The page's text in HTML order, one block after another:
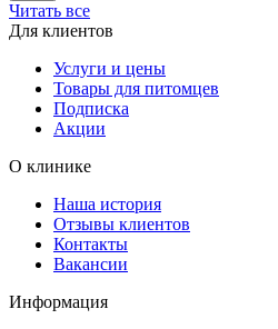
Читать все
Для клиентов
Услуги и цены
Товары для питомцев
Подписка
Акции
О клинике
Наша история
Отзывы клиентов
Контакты
Вакансии
Информация